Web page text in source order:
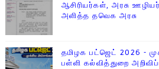
ஆசிரியர்கள், அரசு
அளித்த தவெக அரசு
தமிழக பட்ஜெட் 2026 -
பள்ளி கல்வித்துறை